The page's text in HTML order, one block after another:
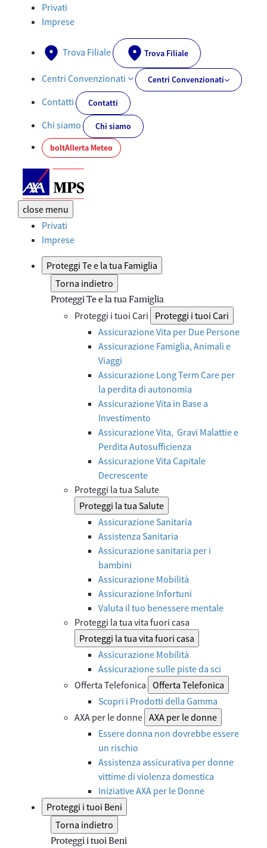
Documenti PRIIPs - AXA-MPS.IT
Privati
Imprese
Trova Filiale Trova Filiale
Centri Convenzionati Centri Convenzionati
Contatti Contatti
Chi siamo
Chi siamo
boltAllerta Meteo
close menu
Privati
Imprese
Proteggi Te e la tua Famiglia
Torna indietro
Proteggi Te e la tua Famiglia
Proteggi i tuoi Cari
Proteggi i tuoi Cari
Assicurazione Vita per Due Persone
Assicurazione Famiglia, Animali e
Viaggi
Assicurazione Long Term Care per
la perdita di autonomia
Assicurazione Vita in Base a
Investimento
Assicurazione Vita, Gravi Malattie e
Perdita Autosufficienza
Assicurazione Vita Capitale
Decrescente
Proteggi la tua Salute
Proteggi la tua Salute
Assicurazione Sanitaria
Assistenza Sanitaria
Assicurazione sanitaria per i
bambini
Assicurazione Mobilità
Assicurazione Infortuni
Valuta il tuo benessere mentale
Proteggi la tua vita fuori casa
Proteggi la tua vita fuori casa
Assicurazione Mobilità
Assicurazione sulle piste da sci
Offerta Telefonica Offerta Telefonica
Scopri i Prodotti della Gamma
AXA per le donne AXA per le donne
Essere donna non dovrebbe essere
un rischio
Assistenza assicurativa per donne
vittime di violenza domestica
Iniziative AXA per le Donne
Proteggi i tuoi Beni
Torna indietro
Proteggi i tuoi Beni